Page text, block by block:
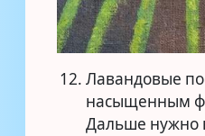
Лавандовые
насыщенным
Дальше нужно